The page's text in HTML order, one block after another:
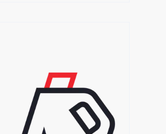
Znajdź Sklep